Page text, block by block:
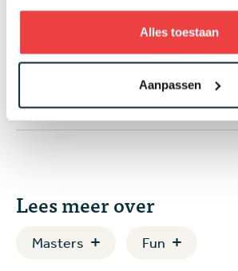
Alles toestaan
Aanpassen
Van trotse Tiger
uitzinnig
Ierland: dit zijn
Rory McIlroys
titel
Lees meer over
Masters Fun